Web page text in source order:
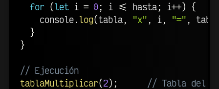
for (let i = 0; i <= hasta; i++)
{
    console
. log(tabla, "x" , i, "=" ,
}
}
// Ejecución
tablaMultiplicar(2) ;
// Tabla del